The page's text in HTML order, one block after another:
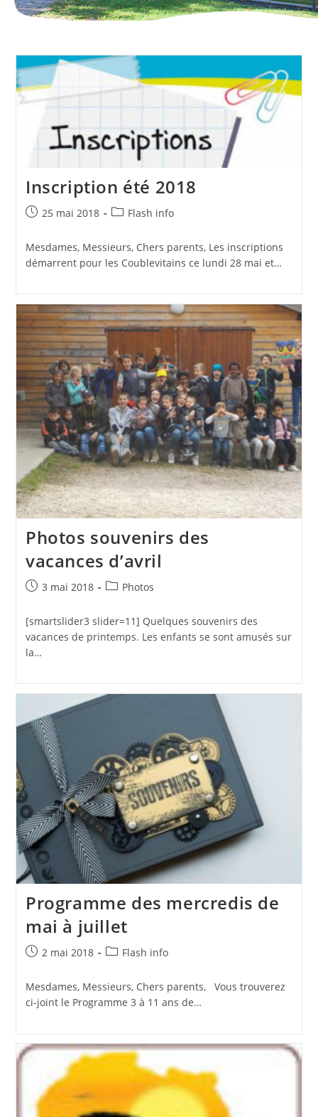
Inscription été 2018
Publication
25 mai 2018
PostFlash info
Mesdames, Messieurs, Chers parents, Les inscriptions
démarrent pour les Coublevitains ce lundi 28 mai et…
Photos souvenirs des
vacances d’avril
Publication
3 mai 2018
PostPhotos
[smartslider3 slider=11] Quelques souvenirs des
vacances de printemps. Les enfants se sont amusés sur
la…
Programme des mercredis de
mai à juillet
Publication
2 mai 2018
PostFlash info
Mesdames, Messieurs, Chers parents, Vous trouverez
ci-joint le Programme 3 à 11 ans de…